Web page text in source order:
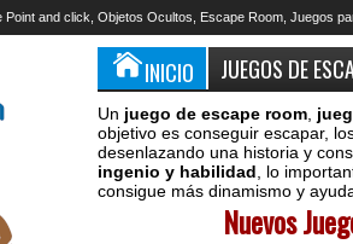
and click, Objetos Ocultos, Escape Room, Juegos
INICIO JUEGOS DE
Un juego de escape room
objetivo es conseguir escapar,
desenlazando una historia y
ingenio y habilidad , lo
consigue más dinamismo y
Nuevos